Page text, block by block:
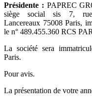
Présidente : PAPREC
siège social sis 7,
Lancereaux 75008 Paris,
le n° 489.455.360 RCS
La société sera
Paris.
Pour avis.
La présentation de votre